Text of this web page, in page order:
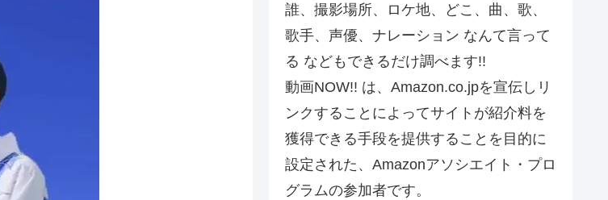
誰、撮影場所、ロケ地、どこ、曲、歌、
歌手、声優、ナレーション なんて言って
る などもできるだけ調べます!!
動画NOW!! は、Amazon.co.jpを宣伝しリ
ンクすることによってサイトが紹介料を
獲得できる手段を提供することを目的に
設定された、Amazonアソシエイト・プロ
グラムの参加者です。